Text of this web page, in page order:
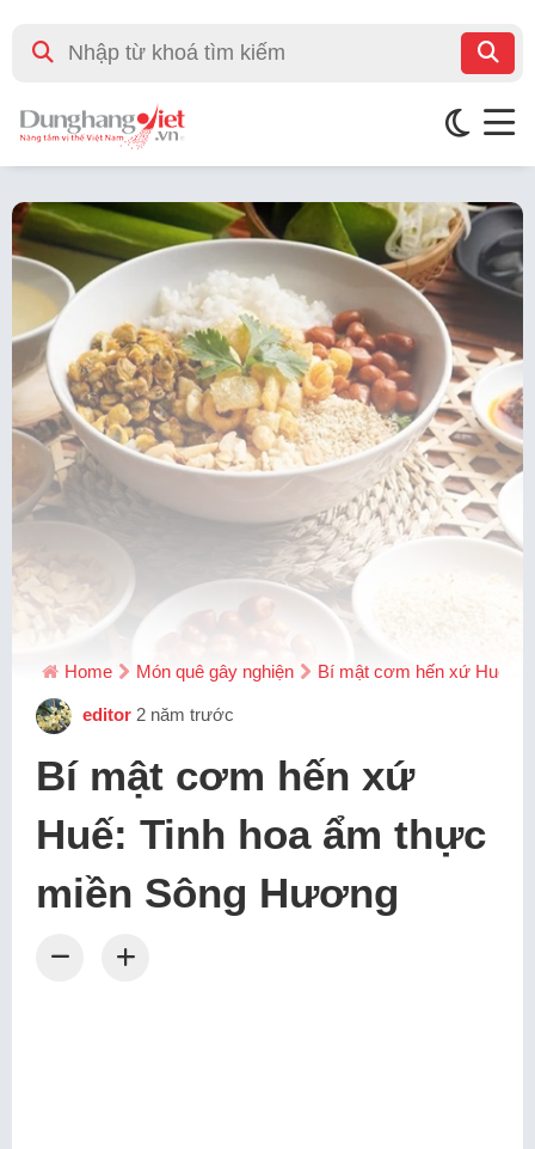
Home Món quê gây nghiện Bí mật cơm hến xứ Huế:
editor 2 năm trước
Bí mật cơm hến xứ
Huế: Tinh hoa ẩm thực
miền Sông Hương